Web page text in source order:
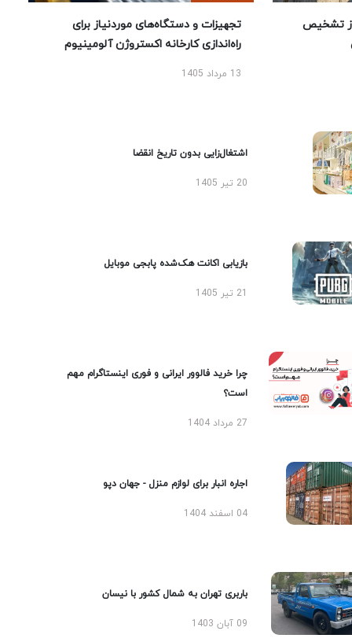
تشخیص
تجهیزات و دستگاه‌های موردنیاز برای
راه‌اندازی کارخانه اکستروژن آلومینیوم
13 مرداد 1405
اشتغال‌زایی بدون تاریخ انقضا
20 تیر 1405
بازیابی اکانت هک‌شده پابجی موبایل
چرا خرید فالوور ایرانی و فوری اینستاگرام مهم
است؟
27 مرداد 1404
اجاره انبار برای لوازم منزل - جهان دپو
04 اسفند 1404
باربری تهران به شمال کشور با نیسان
09 آبان 1403